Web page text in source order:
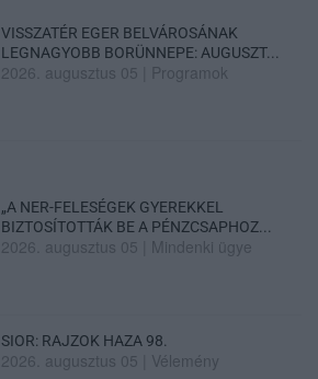
VISSZATÉR EGER BELVÁROSÁNAK
LEGNAGYOBB BORÜNNEPE: AUGUSZT...
2026. augusztus 05 Programok
„A NER-FELESÉGEK GYEREKKEL
BIZTOSÍTOTTÁK BE A PÉNZCSAPHOZ...
2026. augusztus 05 Mindenki ügye
SIOR: RAJZOK HAZA 98.
2026. augusztus 05 Vélemény